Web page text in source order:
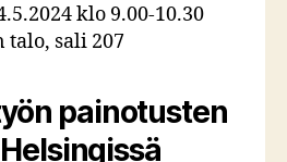
klo 9.00-10.30
talo, sali 207
painotusten